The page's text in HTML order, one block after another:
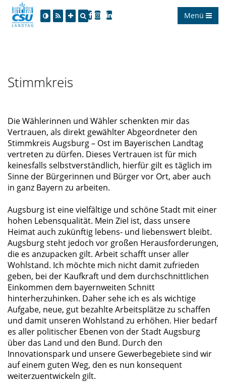
Menü
Stimmkreis
Die Wählerinnen und Wähler schenkten mir das
Vertrauen, als direkt gewählter Abgeordneter den
Stimmkreis Augsburg – Ost im Bayerischen Landtag
vertreten zu dürfen. Dieses Vertrauen ist für mich
keinesfalls selbstverständlich, hierfür gilt es täglich im
Sinne der Bürgerinnen und Bürger vor Ort, aber auch
in ganz Bayern zu arbeiten.
Augsburg ist eine vielfältige und schöne Stadt mit einer
hohen Lebensqualität. Mein Ziel ist, dass unsere
Heimat auch zukünftig lebens- und liebenswert bleibt.
Augsburg steht jedoch vor großen Herausforderungen,
die es anzupacken gilt. Arbeit schafft unser aller
Wohlstand. Ich möchte mich nicht damit zufrieden
geben, bei der Kaufkraft und dem durchschnittlichen
Einkommen dem bayernweiten Schnitt
hinterherzuhinken. Daher sehe ich es als wichtige
Aufgabe, neue, gut bezahlte Arbeitsplätze zu schaffen
und damit unseren Wohlstand zu erhöhen. Hier bedarf
es aller politischer Ebenen von der Stadt Augsburg
über das Land und den Bund. Durch den
Innovationspark und unsere Gewerbegebiete sind wir
auf einem guten Weg, den es nun konsequent
weiterzuentwickeln gilt.